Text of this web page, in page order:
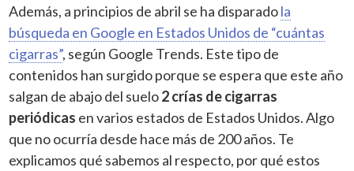
Además, a principios de abril se ha disparadola
búsqueda en Google en Estados Unidos de “cuántas
cigarras”, según Google Trends. Este tipo de
contenidos han surgido porque se espera que este año
salgan de abajo del suelo2 crías de cigarras
periódicas en varios estados de Estados Unidos. Algo
que no ocurría desde hace más de 200 años. Te
explicamos qué sabemos al respecto, por qué estos